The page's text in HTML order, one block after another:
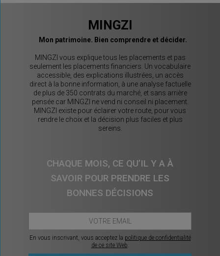
MINGZI
Mon patrimoine. Bien comprendre et décider.
MINGZI vous explique tous les placements et pas
seulement les placements financiers. Un vocabulaire
accessible, des explications illustrées, un accès
direct à la bonne information, à une analyse factuelle
de plus de 350 contrats du marché, et sans arrière
pensée car MINGZI ne vend ni conseil ni placement.
MINGZI existe pour éclairer votre route, pour vous
rendre le choix et la décision plus faciles et plus
sereins.
CHAQUE MOIS, CE QU’IL Y A À
SAVOIR POUR PRENDRE LES
BONNES DÉCISIONS
En vous inscrivant, vous acceptez la politique de confidentialité
de ce site Web.